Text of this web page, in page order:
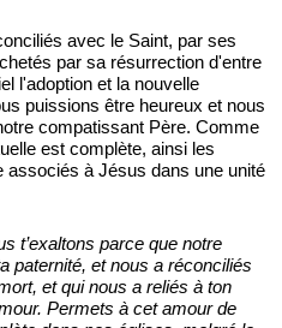
avec le Saint, par ses
par sa résurrection d'entre
l'adoption et la nouvelle
puissions être heureux et nous
compatissant Père. Comme
est complète, ainsi les
associés à Jésus dans une unité
t’exaltons parce que notre
paternité, et nous a réconciliés
et qui nous a reliés à ton
Permets à cet amour de